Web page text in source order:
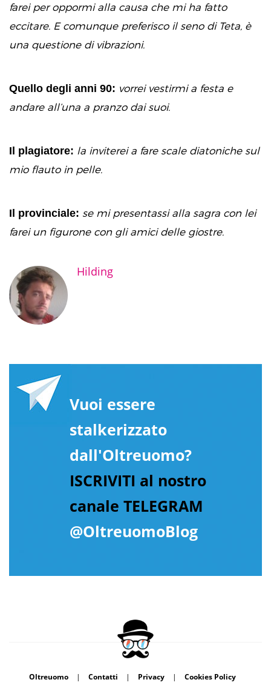
farei per oppormi alla causa che mi ha fatto
eccitare. E comunque preferisco il seno di Teta, è
una questione di vibrazioni.
Quello degli anni 90: vorrei vestirmi a festa e
andare all’una a pranzo dai suoi.
Il plagiatore: la inviterei a fare scale diatoniche sul
mio flauto in pelle.
Il provinciale: se mi presentassi alla sagra con lei
farei un figurone con gli amici delle giostre.
Hilding
Vuoi essere
stalkerizzato
dall'Oltreuomo?
ISCRIVITI al nostro
canale TELEGRAM
@OltreuomoBlog
Oltreuomo | Contatti | Privacy | Cookies Policy